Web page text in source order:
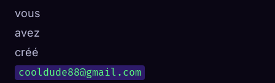
vous
avez
créé
cooldude88@gmail.com